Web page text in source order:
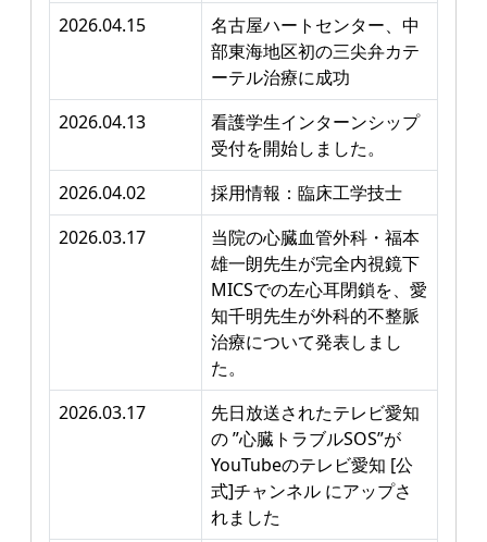
2026.04.15
名古屋ハートセンター、中
部東海地区初の三尖弁カテ
ーテル治療に成功
2026.04.13
看護学生インターンシップ
受付を開始しました。
2026.04.02
採用情報：臨床工学技士
2026.03.17
当院の心臓血管外科・福本
雄一朗先生が完全内視鏡下
MICSでの左心耳閉鎖を、愛
知千明先生が外科的不整脈
治療について発表しまし
た。
2026.03.17
先日放送されたテレビ愛知
の ”心臓トラブルSOS”が
YouTubeのテレビ愛知 [公
式]チャンネル にアップさ
れました